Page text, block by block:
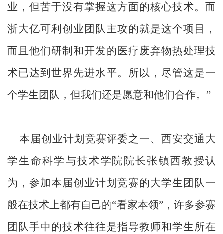
业，但苦于没有掌握这方面的核心技术。而
浙大亿可利创业团队主攻的就是这个项目，
而且他们研制和开发的医疗废弃物热处理技
术已达到世界先进水平。所以，尽管这是一
个学生团队，但我们还是愿意和他们合作。”
本届创业计划竞赛评委之一、西安交通大
学生命科学与技术学院院长张镇西教授认
为，参加本届创业计划竞赛的大学生团队一
般在技术上都有自己的“看家本领”，许多参赛
团队手中的技术往往是指导教师和学生所在